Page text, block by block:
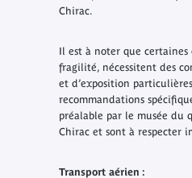
Chirac.
Il est à noter que
fragilité, nécessitent des
et d’exposition
recommandations
préalable par le musée du
Chirac et sont à respecter
Transport aérien :